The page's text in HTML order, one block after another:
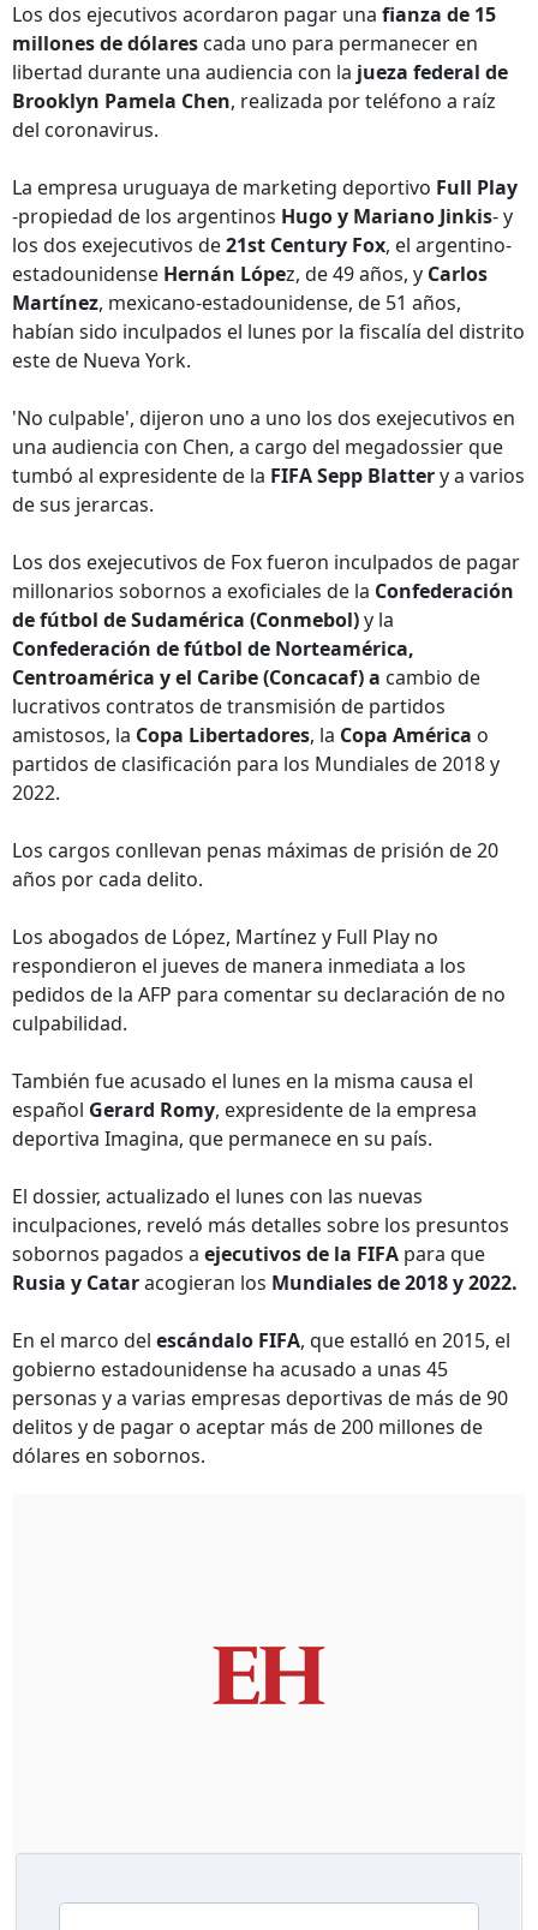
Los dos ejecutivos acordaron pagar una fianza de 15
millones de dólares cada uno para permanecer en
libertad durante una audiencia con la jueza federal de
Brooklyn Pamela Chen, realizada por teléfono a raíz
del coronavirus.
La empresa uruguaya de marketing deportivo Full Play
-propiedad de los argentinos Hugo y Mariano Jinkis- y
los dos exejecutivos de21st Century Fox, el argentino-
estadounidense Hernán López, de 49 años, y Carlos
Martínez, mexicano-estadounidense, de 51 años,
habían sido inculpados el lunes por la fiscalía del distrito
este de Nueva York.
'No culpable', dijeron uno a uno los dos exejecutivos en
una audiencia con Chen, a cargo del megadossier que
tumbó al expresidente de la FIFA Sepp Blattery a varios
de sus jerarcas.
Los dos exejecutivos de Fox fueron inculpados de pagar
millonarios sobornos a exoficiales de la Confederación
de fútbol de Sudamérica (Conmebol)y la
Confederación de fútbol de Norteamérica,
Centroamérica y el Caribe (Concacaf) a cambio de
lucrativos contratos de transmisión de partidos
amistosos, la Copa Libertadores, la Copa América o
partidos de clasificación para los Mundiales de 2018 y
2022.
Los cargos conllevan penas máximas de prisión de 20
años por cada delito.
Los abogados de López, Martínez y Full Play no
respondieron el jueves de manera inmediata a los
pedidos de la AFP para comentar su declaración de no
culpabilidad.
También fue acusado el lunes en la misma causa el
español Gerard Romy, expresidente de la empresa
deportiva Imagina, que permanece en su país.
El dossier, actualizado el lunes con las nuevas
inculpaciones, reveló más detalles sobre los presuntos
sobornos pagados a ejecutivos de la FIFA para que
Rusia y Cataracogieran los Mundiales de 2018 y 2022.
En el marco del escándalo FIFA, que estalló en 2015, el
gobierno estadounidense ha acusado a unas 45
personas y a varias empresas deportivas de más de 90
delitos y de pagar o aceptar más de 200 millones de
dólares en sobornos.